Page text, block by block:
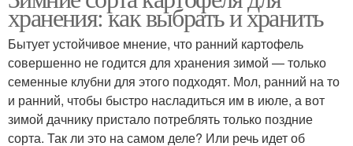
хранения: как выбрать и хранить
Бытует устойчивое мнение, что ранний картофель
совершенно не годится для хранения зимой — только
семенные клубни для этого подходят. Мол, ранний на то
и ранний, чтобы быстро насладиться им в июле, а вот
зимой дачнику пристало потреблять только поздние
сорта. Так ли это на самом деле? Или речь идет об